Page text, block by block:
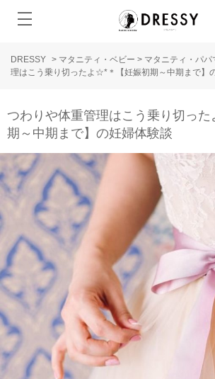
DRESSY > マタニティ・ベビー > マタニティ・パパ
理はこう乗り切ったよ☆*＊【妊娠初期～中期まで】
つわりや体重管理はこう乗り切っ
期～中期まで】の妊婦体験談